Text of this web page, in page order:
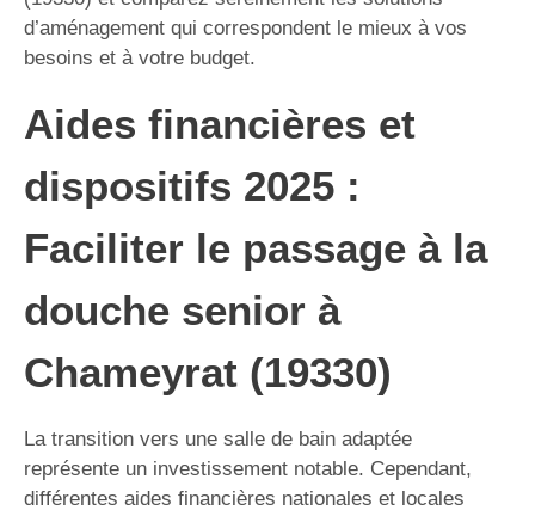
d’aménagement qui correspondent le mieux à vos
besoins et à votre budget.
Aides financières et
dispositifs 2025 :
Faciliter le passage à la
douche senior à
Chameyrat (19330)
La transition vers une salle de bain adaptée
représente un investissement notable. Cependant,
différentes aides financières nationales et locales